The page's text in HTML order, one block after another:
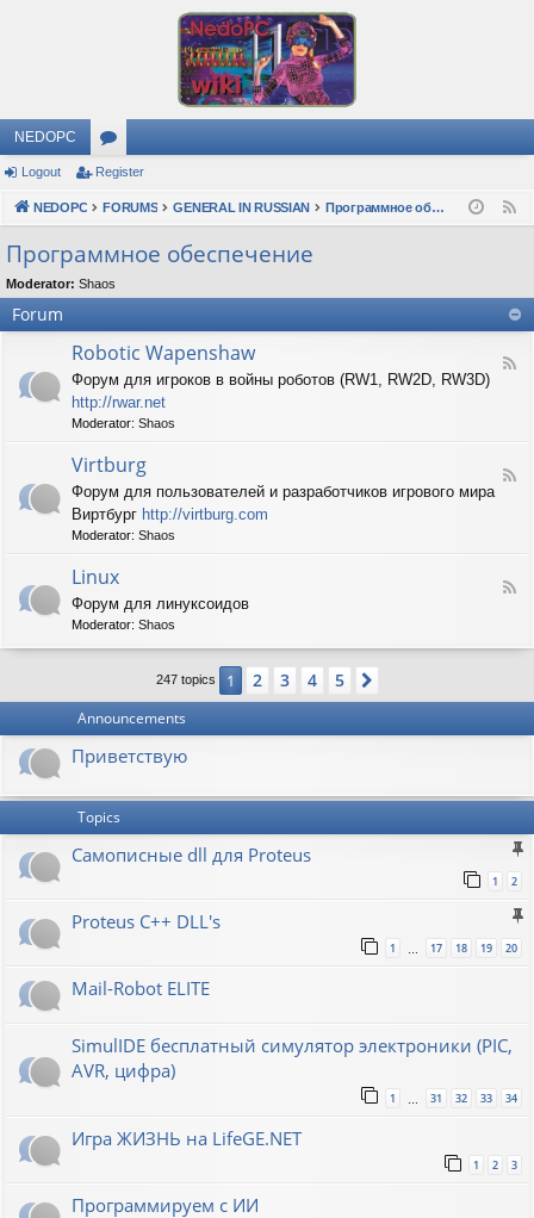
NEDOPC
or
u
s
Logout Register
NEDOPC FORUMS GENERAL IN RUSSIAN Программное обеспечение
Программное обеспечение
Moderator: Shaos
Forum
F
o
i
W
e
h
Robotic Wapenshaw
Форум для игроков в войны роботов (RW1, RW2D, RW3D)
http://rwar.net
Moderator: Shaos
F
b
g
Virtburg
Форум для пользователей и разработчиков игрового мира
Виртбург http://virtburg.com
Moderator: Shaos
F
i
u
Linux
Форум для линуксоидов
Moderator: Shaos
247 topics 1 2 3 4 5
Announcements
Приветствую
Topics
Самописные dll для Proteus
1 2
Proteus C++ DLL's
1 … 17 18 19 20
Mail-Robot ELITE
SimulIDE бесплатный симулятор электроники (PIC,
AVR, цифра)
1 31 32 33 34
Игра ЖИЗНЬ на LifeGE.NET
1 2 3
Программируем с ИИ